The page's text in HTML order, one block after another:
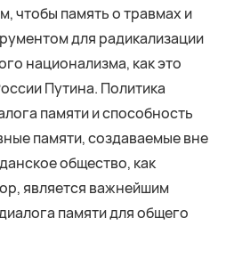
чтобы память о травмах и
для радикализации
национализма, как это
Путина. Политика
памяти и способность
памяти, создаваемые вне
общество, как
является важнейшим
памяти для общего